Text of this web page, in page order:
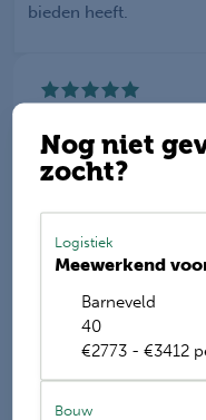
Nog niet
zocht?
Logistiek
Meewerkend
Barneveld
40
€2773 - €3412
Bouw
bieden heeft.
met een9.2
Deel deze vacature
E-mail mij de
Name